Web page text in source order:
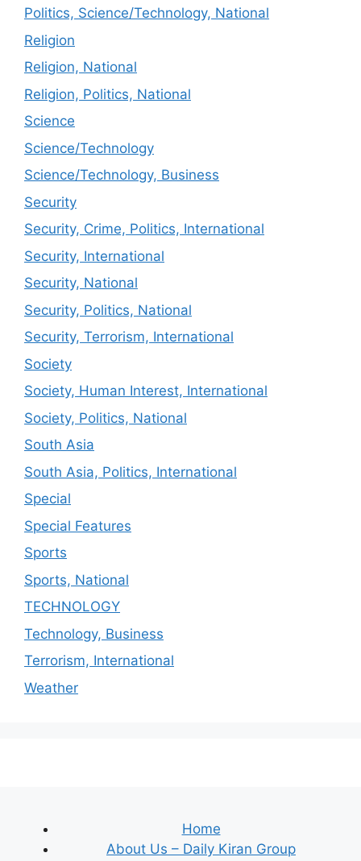
Politics, Science/Technology, National
Religion
Religion, National
Religion, Politics, National
Science
Science/Technology
Science/Technology, Business
Security
Security, Crime, Politics, International
Security, International
Security, National
Security, Politics, National
Security, Terrorism, International
Society
Society, Human Interest, International
Society, Politics, National
South Asia
South Asia, Politics, International
Special
Special Features
Sports
Sports, National
TECHNOLOGY
Technology, Business
Terrorism, International
Weather
Home
About Us – Daily Kiran Group